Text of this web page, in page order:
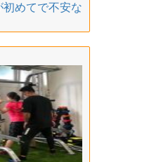
初めてで不安な